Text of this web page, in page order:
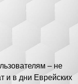
– не
и в дни Еврейских